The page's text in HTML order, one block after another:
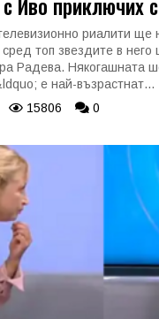
риалити ще
топ звездите в
Радева. Някогашната
е най-възрастнат...
15806 0